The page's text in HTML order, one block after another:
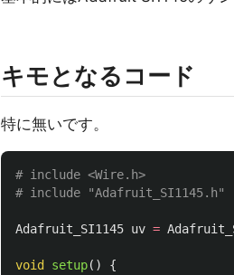
キモとなるコード
特に無いです。
# include <Wire.h>
Adafruit_SI1145 uv =
void setup()
{